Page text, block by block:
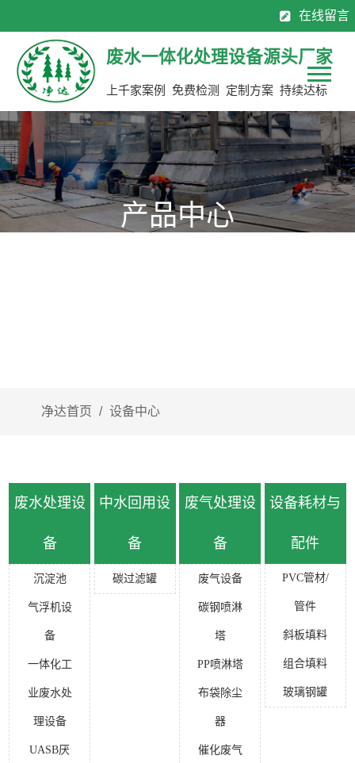
产品中心
废水一体化处理设备源头厂家
上千家案例 免费检测 定制方案 持续达标
在线留言
全国服务热线： 130-7137 0883 0769-8113 2565
净达首页 / 设备中心
废水处理设
备
沉淀池
气浮机设
备
一体化工
业废水处
理设备
UASB厌
中水回用设
备
碳过滤罐
废气处理设
备
废气设备
碳钢喷淋
塔
PP喷淋塔
布袋除尘
器
催化废气
设备耗材与
配件
PVC管材/
管件
斜板填料
组合填料
玻璃钢罐